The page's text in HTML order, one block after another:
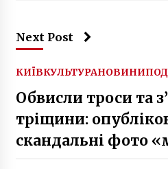
Next Post
КИЇВКУЛЬТУРАНОВИНИ
Обвисли троси та
тріщини:
скандальні фото